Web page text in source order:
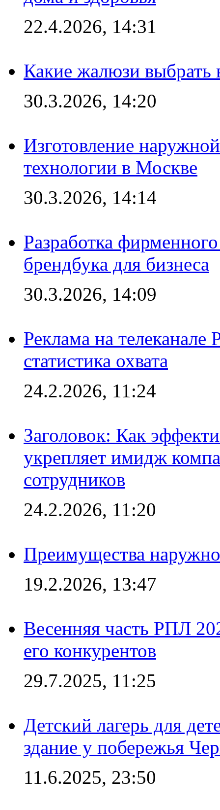
22.4.2026, 14:31
Какие жалюзи выбрать
30.3.2026, 14:20
Изготовление
технологии в Москве
30.3.2026, 14:14
Разработка
брендбука для бизнеса
30.3.2026, 14:09
Реклама на
статистика охвата
24.2.2026, 11:24
Заголовок: Как
укрепляет имидж
сотрудников
24.2.2026, 11:20
Преимущества
19.2.2026, 13:47
Весенняя часть РПЛ
его конкурентов
29.7.2025, 11:25
Детский лагерь для
здание у побережья
11.6.2025, 23:50